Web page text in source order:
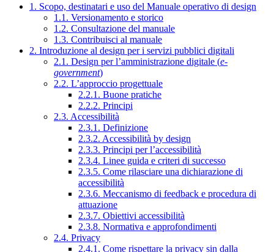
1. Scopo, destinatari e uso del Manuale operativo di design
1.1. Versionamento e storico
1.2. Consultazione del manuale
1.3. Contribuisci al manuale
2. Introduzione al design per i servizi pubblici digitali
2.1. Design per l’amministrazione digitale (e-
government)
2.2. L’approccio progettuale
2.2.1. Buone pratiche
2.2.2. Principi
2.3. Accessibilità
2.3.1. Definizione
2.3.2. Accessibilità by design
2.3.3. Principi per l’accessibilità
2.3.4. Linee guida e criteri di successo
2.3.5. Come rilasciare una dichiarazione di
accessibilità
2.3.6. Meccanismo di feedback e procedura di
attuazione
2.3.7. Obiettivi accessibilità
2.3.8. Normativa e approfondimenti
2.4. Privacy
2.4.1. Come rispettare la privacy sin dalla